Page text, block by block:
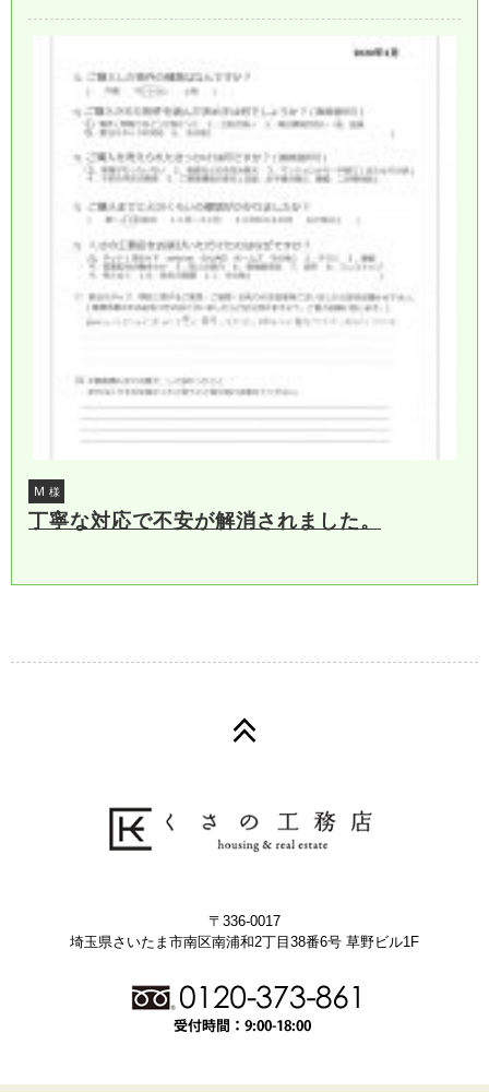
Ｍ 様
丁寧な対応で不安が解消されました。
〒336-0017
埼玉県さいたま市南区南浦和2丁目38番6号 草野ビル1F